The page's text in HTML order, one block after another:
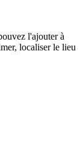
l'ajouter à
localiser le lieu